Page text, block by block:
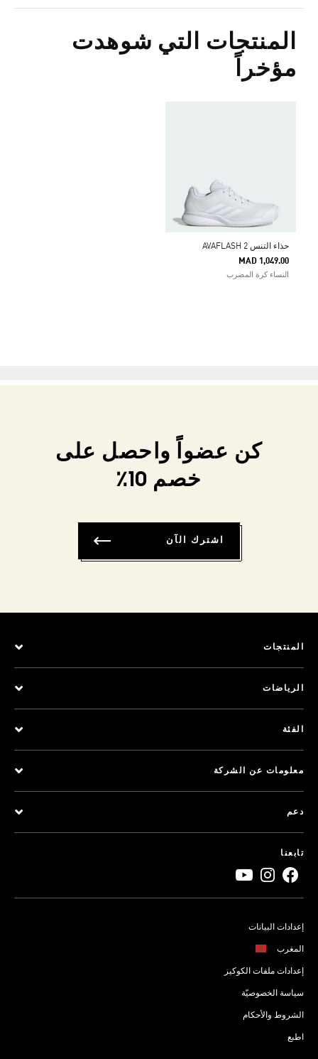
المنتجات التي شوهدت
مؤخراً
حذاء التنس AVAFLASH 2
MAD 1,049.00
النساء كرة المضرب
كن عضواً واحصل على
خصم 10٪
اشترك الآن
المنتجات
الرياضات
الفئة
معلومات عن الشركة
دعم
تابعنا
إعدادات البيانات
المغرب
إعدادات ملفات الكوكيز
سياسة الخصوصيّة
الشروط والأحكام
اطبع